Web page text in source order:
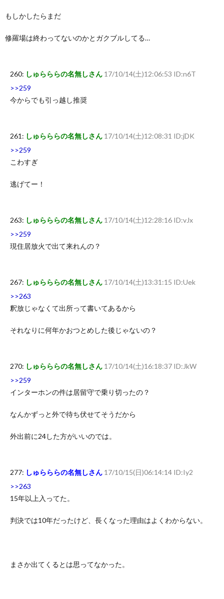
もしかしたらまだ
修羅場は終わってないのかとガクブルしてる…
260: しゅらららの名無しさん 17/10/14(土)12:06:53 ID:n6T
>>259
今からでも引っ越し推奨
261: しゅらららの名無しさん 17/10/14(土)12:08:31 ID:jDK
>>259
こわすぎ
逃げてー！
263: しゅらららの名無しさん 17/10/14(土)12:28:16 ID:vJx
>>259
現住居放火で出て来れんの？
267: しゅらららの名無しさん 17/10/14(土)13:31:15 ID:Uek
>>263
釈放じゃなくて出所って書いてあるから
それなりに何年かおつとめした後じゃないの？
270: しゅらららの名無しさん 17/10/14(土)16:18:37 ID:JkW
>>259
インターホンの件は居留守で乗り切ったの？
なんかずっと外で待ち伏せてそうだから
外出前に24した方がいいのでは。
277: しゅらららの名無しさん 17/10/15(日)06:14:14 ID:Iy2
>>263
15年以上入ってた。
判決では10年だったけど、長くなった理由はよくわからない。
まさか出てくるとは思ってなかった。